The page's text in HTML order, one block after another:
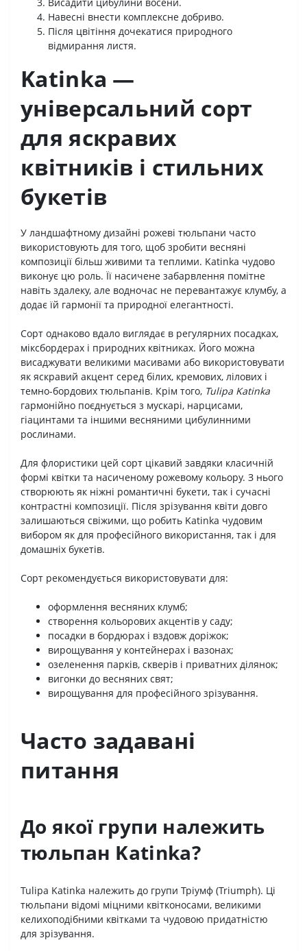
Висадити цибулини восени.
Навесні внести комплексне добриво.
Після цвітіння дочекатися природного
відмирання листя.
Katinka —
універсальний сорт
для яскравих
квітників і стильних
букетів
У ландшафтному дизайні рожеві тюльпани часто
використовують для того, щоб зробити весняні
композиції більш живими та теплими. Katinka чудово
виконує цю роль. Її насичене забарвлення помітне
навіть здалеку, але водночас не перевантажує клумбу, а
додає їй гармонії та природної елегантності.
Сорт однаково вдало виглядає в регулярних посадках,
міксбордерах і природних квітниках. Його можна
висаджувати великими масивами або використовувати
як яскравий акцент серед білих, кремових, лілових і
темно-бордових тюльпанів. Крім того, Tulipa Katinka
гармонійно поєднується з мускарі, нарцисами,
гіацинтами та іншими весняними цибулинними
рослинами.
Для флористики цей сорт цікавий завдяки класичній
формі квітки та насиченому рожевому кольору. З нього
створюють як ніжні романтичні букети, так і сучасні
контрастні композиції. Після зрізування квіти довго
залишаються свіжими, що робить Katinka чудовим
вибором як для професійного використання, так і для
домашніх букетів.
Сорт рекомендується використовувати для:
оформлення весняних клумб;
створення кольорових акцентів у саду;
посадки в бордюрах і вздовж доріжок;
вирощування у контейнерах і вазонах;
озеленення парків, скверів і приватних ділянок;
вигонки до весняних свят;
вирощування для професійного зрізування.
Часто задавані
питання
До якої групи належить
тюльпан Katinka?
Tulipa Katinka належить до групи Тріумф (Triumph). Ці
тюльпани відомі міцними квітконосами, великими
келихоподібними квітками та чудовою придатністю
для зрізування.